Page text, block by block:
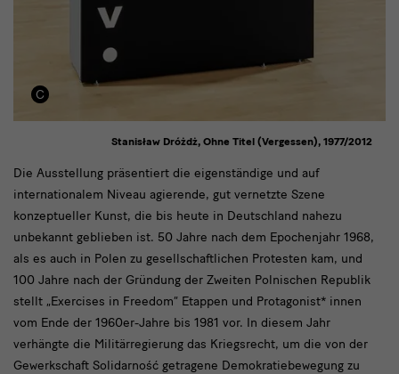
text
Die Ausstellung präsentiert die eigenständige und auf
internationalem Niveau agierende, gut vernetzte Szene
konzeptueller Kunst, die bis heute in Deutschland nahezu
unbekannt geblieben ist. 50 Jahre nach dem Epochenjahr 1968,
als es auch in Polen zu gesellschaftlichen Protesten kam, und
100 Jahre nach der Gründung der Zweiten Polnischen Republik
stellt „Exercises in Freedom“ Etappen und Protagonist* innen
vom Ende der 1960er-Jahre bis 1981 vor. In diesem Jahr
verhängte die Militärregierung das Kriegsrecht, um die von der
Gewerkschaft Solidarność getragene Demokratiebewegung zu
Stanisław Dróżdż, Ohne Titel (Vergessen), 1977/2012